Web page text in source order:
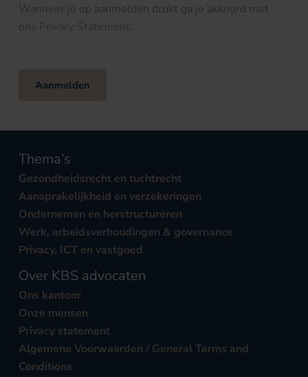
Wanneer je op aanmelden drukt ga je akkoord met
ons Privacy Statement.
Aanmelden
Thema’s
Gezondheidsrecht en tuchtrecht
Aansprakelijkheid en verzekeringen
Ondernemen en herstructureren
Werk, arbeidsverhoudingen & governance
Privacy, ICT en vastgoed
Over KBS advocaten
Ons kantoor
Onze mensen
Privacy statement
Algemene Voorwaarden / General Terms and
Conditions